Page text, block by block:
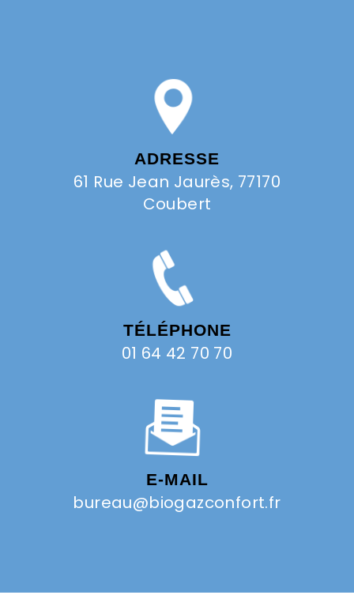
ADRESSE
61 Rue Jean Jaurès, 77170
Coubert
TÉLÉPHONE
01 64 42 70 70
E-MAIL
bureau@biogazconfort.fr